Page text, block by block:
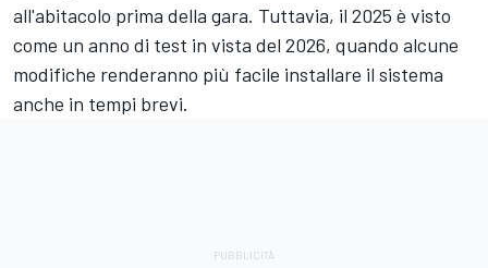
all'abitacolo prima della gara. Tuttavia, il 2025 è visto
come un anno di test in vista del 2026, quando alcune
modifiche renderanno più facile installare il sistema
anche in tempi brevi.